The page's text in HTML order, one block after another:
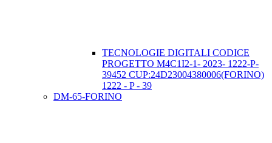
TECNOLOGIE DIGITALI CODICE
PROGETTO M4C1I2-1- 2023- 1222-P-
39452 CUP:24D23004380006(FORINO)
1222 - P - 39
DM-65-FORINO